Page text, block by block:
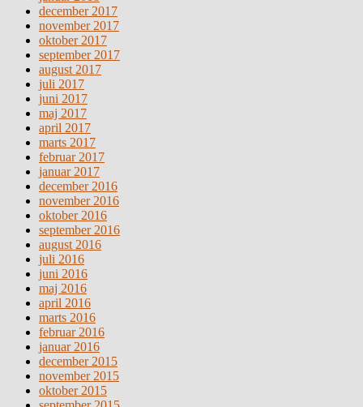
december 2017
november 2017
oktober 2017
september 2017
august 2017
juli 2017
juni 2017
maj 2017
april 2017
marts 2017
februar 2017
januar 2017
december 2016
november 2016
oktober 2016
september 2016
august 2016
juli 2016
juni 2016
maj 2016
april 2016
marts 2016
februar 2016
januar 2016
december 2015
november 2015
oktober 2015